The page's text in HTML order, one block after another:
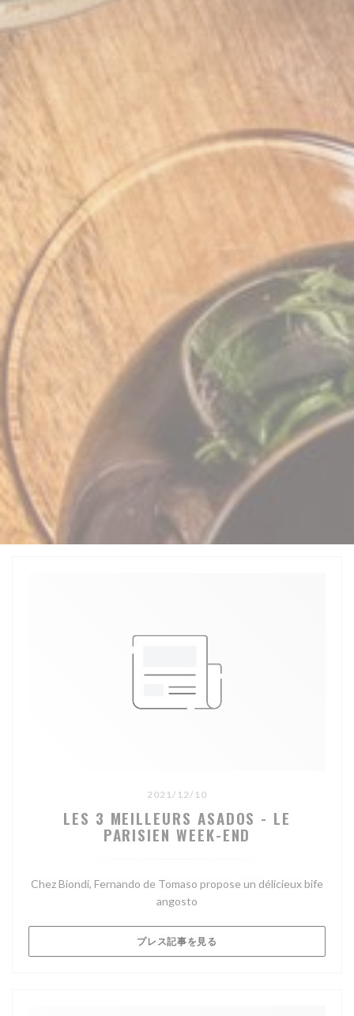
2021/12/10
LES 3 MEILLEURS ASADOS - LE
PARISIEN WEEK-END
Chez Biondi, Fernando de Tomaso propose un délicieux bife
angosto
プレス記事を見る